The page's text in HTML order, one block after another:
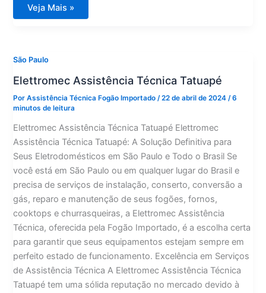
Elettromec
Assistência
Veja Mais »
São Paulo
Elettromec Assistência Técnica Tatuapé
PorAssistência Técnica Fogão Importado/22 de abril de 2024/6
minutos de leitura
Elettromec Assistência Técnica Tatuapé Elettromec
Assistência Técnica Tatuapé: A Solução Definitiva para
Seus Eletrodomésticos em São Paulo e Todo o Brasil Se
você está em São Paulo ou em qualquer lugar do Brasil e
precisa de serviços de instalação, conserto, conversão a
gás, reparo e manutenção de seus fogões, fornos,
cooktops e churrasqueiras, a Elettromec Assistência
Técnica, oferecida pela Fogão Importado, é a escolha certa
para garantir que seus equipamentos estejam sempre em
perfeito estado de funcionamento. Excelência em Serviços
de Assistência Técnica A Elettromec Assistência Técnica
Tatuapé tem uma sólida reputação no mercado devido à